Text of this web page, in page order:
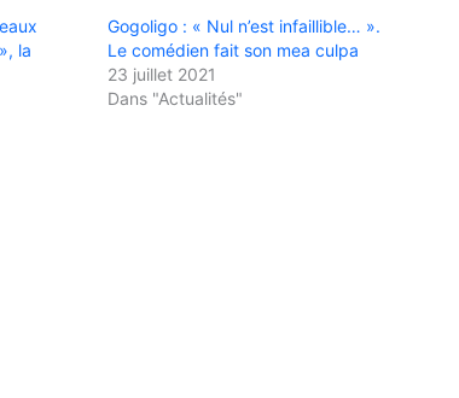
la
Gogoligo : « Nul n’est infaillible… ».
Le comédien fait son mea culpa
23 juillet 2021
Dans "Actualités"